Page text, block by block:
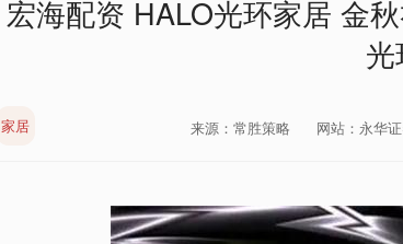
宏海配资 HALO光环家居 金
家居 来源：常胜策略 网站：永华